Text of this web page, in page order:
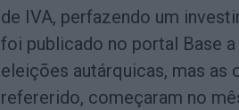
de IVA, perfazendo um
foi publicado no portal Base
eleições autárquicas, mas as
refererido, começaram no